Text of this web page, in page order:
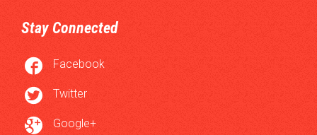
Stay Connected
 Facebook
 Twitter
 Google+